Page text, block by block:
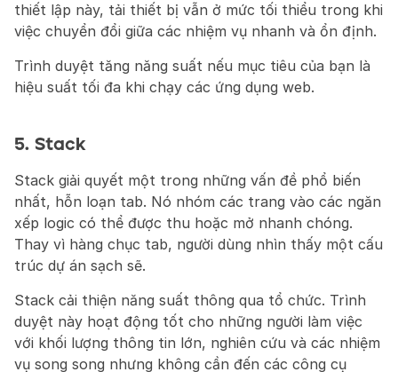
thiết lập này, tải thiết bị vẫn ở mức tối thiểu trong khi
việc chuyển đổi giữa các nhiệm vụ nhanh và ổn định.
Trình duyệt tăng năng suất nếu mục tiêu của bạn là
hiệu suất tối đa khi chạy các ứng dụng web.
5. Stack
Stack giải quyết một trong những vấn đề phổ biến
nhất, hỗn loạn tab. Nó nhóm các trang vào các ngăn
xếp logic có thể được thu hoặc mở nhanh chóng.
Thay vì hàng chục tab, người dùng nhìn thấy một cấu
trúc dự án sạch sẽ.
Stack cải thiện năng suất thông qua tổ chức. Trình
duyệt này hoạt động tốt cho những người làm việc
với khối lượng thông tin lớn, nghiên cứu và các nhiệm
vụ song song nhưng không cần đến các công cụ